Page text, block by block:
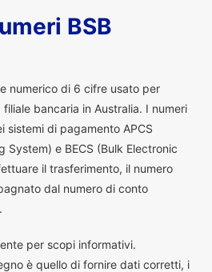
BSB
numerico di 6 cifre usato per
bancaria in Australia. I numeri
sistemi di pagamento APCS
System) e BECS (Bulk Electronic
il trasferimento, il numero
dal numero di conto
per scopi informativi.
è quello di fornire dati corretti, i